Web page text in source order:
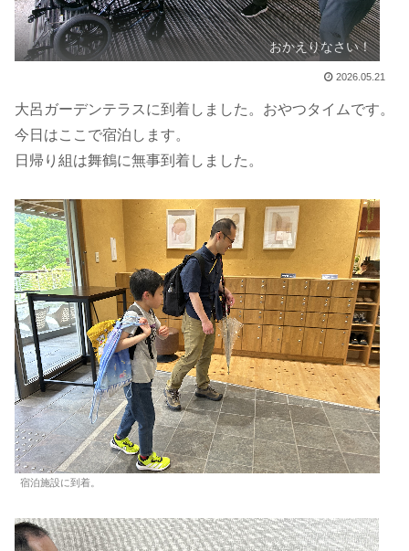
おかえりなさい！
2026.05.21
大呂ガーデンテラスに到着しました。おやつタイムです。
今日はここで宿泊します。
日帰り組は舞鶴に無事到着しました。
宿泊施設に到着。